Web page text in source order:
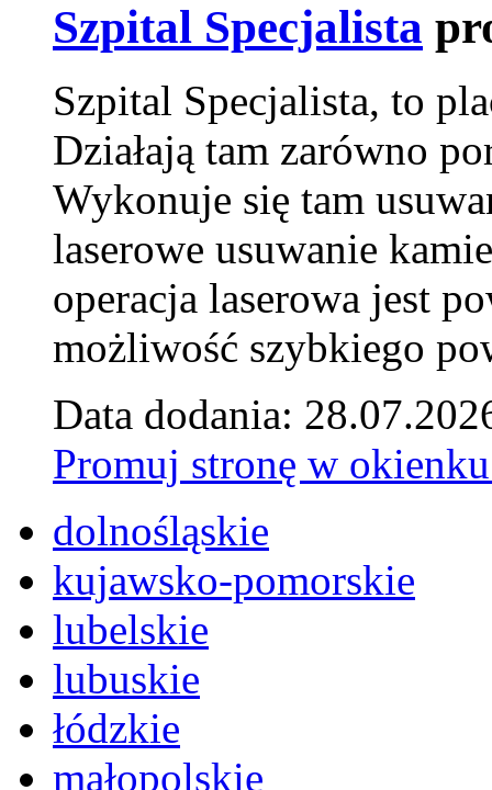
Szpital Specjalista
Szpital Specjalista, to
Działają tam zarówno
Wykonuje się tam
laserowe usuwanie
operacja laserowa jest
możliwość szybkiego
Data dodania:
Promuj stronę w
dolnośląskie
kujawsko-pomorskie
lubelskie
lubuskie
łódzkie
małopolskie